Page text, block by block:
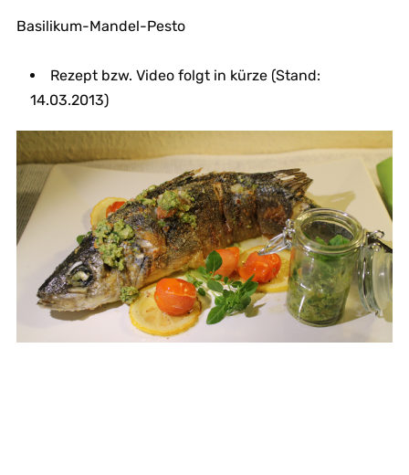
Basilikum-Mandel-Pesto
Rezept bzw. Video folgt in kürze (Stand:
14.03.2013)